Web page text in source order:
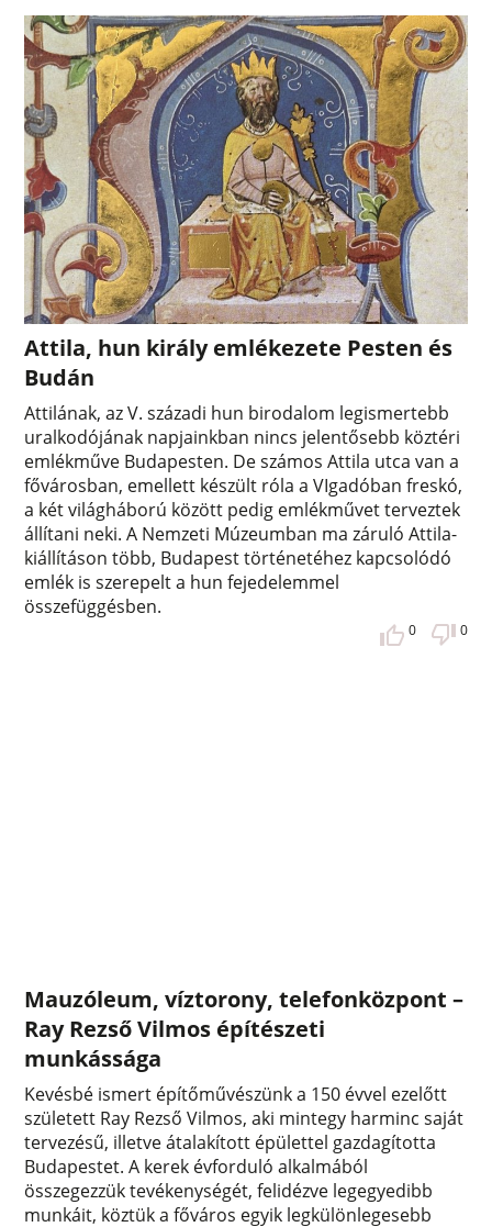
Attila, hun király emlékezete Pesten és
Budán
Attilának, az V. századi hun birodalom legismertebb
uralkodójának napjainkban nincs jelentősebb köztéri
emlékműve Budapesten. De számos Attila utca van a
fővárosban, emellett készült róla a VIgadóban freskó,
a két világháború között pedig emlékművet terveztek
állítani neki. A Nemzeti Múzeumban ma záruló Attila-
kiállításon több, Budapest történetéhez kapcsolódó
emlék is szerepelt a hun fejedelemmel
összefüggésben.
0 0
Mauzóleum, víztorony, telefonközpont –
Ray Rezső Vilmos építészeti
munkássága
Kevésbé ismert építőművészünk a 150 évvel ezelőtt
született Ray Rezső Vilmos, aki mintegy harminc saját
tervezésű, illetve átalakított épülettel gazdagította
Budapestet. A kerek évforduló alkalmából
összegezzük tevékenységét, felidézve legegyedibb
munkáit, köztük a főváros egyik legkülönlegesebb